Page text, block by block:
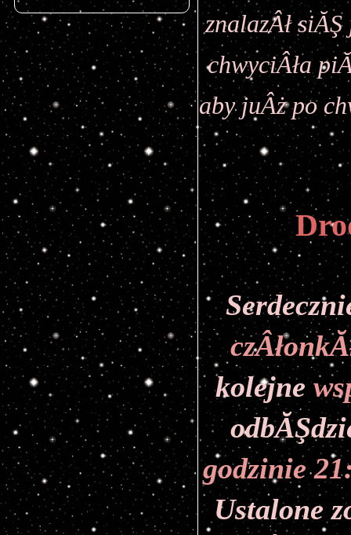
znalazÂł
chwyciÂła
aby juÂż po
kolejne
godzinie
Ustalone